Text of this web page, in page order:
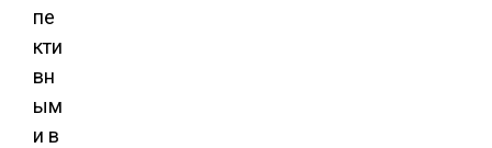
пе
кти
вн
ым
и в